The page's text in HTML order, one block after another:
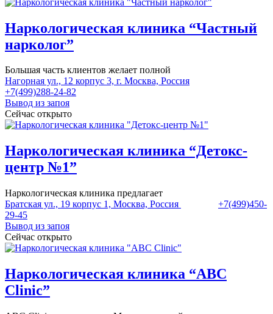
Наркологическая клиника “Частный
нарколог”
Большая часть клиентов желает полной
Нагорная ул., 12 корпус 3, г. Москва, Россия
+7(499)288-24-82
Вывод из запоя
Сейчас открыто
Наркологическая клиника “Детокс-
центр №1”
Наркологическая клиника предлагает
Братская ул., 19 корпус 1, Москва, Россия
+7(499)450-
29-45
Вывод из запоя
Сейчас открыто
Наркологическая клиника “ABC
Clinic”